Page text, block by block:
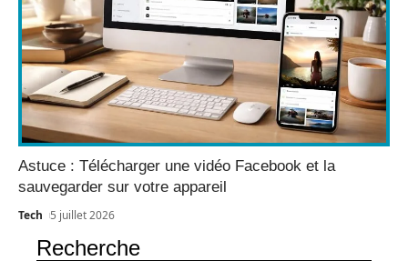
Astuce : Télécharger une vidéo Facebook et la
sauvegarder sur votre appareil
Tech 5 juillet 2026
Recherche